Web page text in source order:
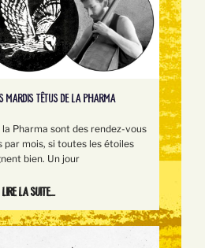
MARDIS TÊTUS DE LA PHARMA
Pharma sont des rendez-vous
par mois, si toutes les étoiles
bien. Un jour
Lire la suite...